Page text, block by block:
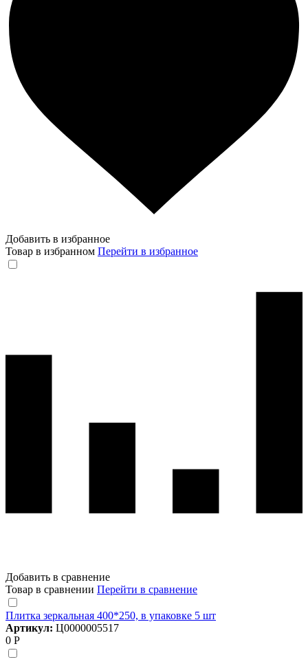
Добавить в избранное
Товар в избранном Перейти в избранное
Добавить в сравнение
Товар в сравнении Перейти в сравнение
Плитка зеркальная 400*250, в упаковке 5 шт
Артикул: Ц0000005517
0 Р